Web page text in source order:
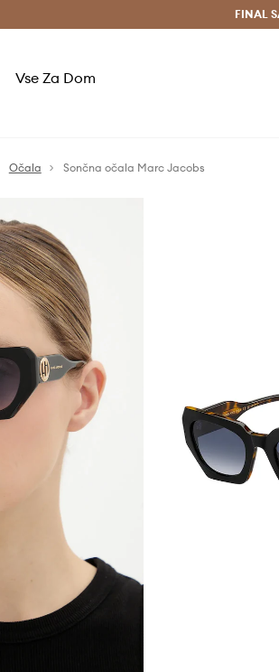
Dostava v 3
FINAL
Vse Za Dom
Očala Sončna očala Marc Jacobs